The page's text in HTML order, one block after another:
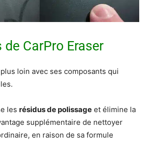
CarPro Eraser
loin avec ses composants qui
les résidus de polissage et élimine la
supplémentaire de nettoyer
en raison de sa formule